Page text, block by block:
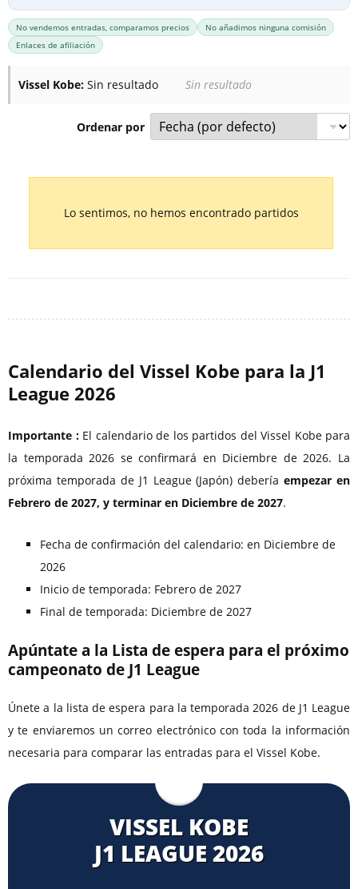
No vendemos entradas, comparamos precios
No añadimos ninguna comisión
Enlaces de afiliación
Vissel Kobe: Sin resultado Sin resultado
Ordenar por
Lo sentimos, no hemos encontrado partidos
Calendario del Vissel Kobe para la J1
League 2026
Importante :El calendario de los partidos del Vissel Kobe para
la temporada 2026 se confirmará en Diciembre de 2026. La
próxima temporada de J1 League (Japón) deberíaempezar en
Febrero de 2027, y terminar en Diciembre de 2027.
Fecha de confirmación del calendario: en Diciembre de
2026
Inicio de temporada: Febrero de 2027
Final de temporada: Diciembre de 2027
Apúntate a la Lista de espera para el próximo
campeonato de J1 League
Únete a la lista de espera para la temporada 2026 de J1 League
y te enviaremos un correo electrónico con toda la información
necesaria para comparar las entradas para el Vissel Kobe.
VISSEL KOBE
J1 LEAGUE 2026